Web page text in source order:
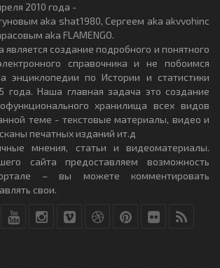
2010 года -
aka shat1980, Сергеем aka akvvohinc
aka FLAMENGO.
является создание подробного и понятного
справочника и не побоимся
энциклопедии по Истории и статистики
года. Наша главная задача это создание
хранилища всех видов
теме - текстовые материалы, видео и
печатных изданий ит.д
мнения, статьи и видеоматериалы.
сайта предоставляем возможность
– вы можете комментировать
свои.